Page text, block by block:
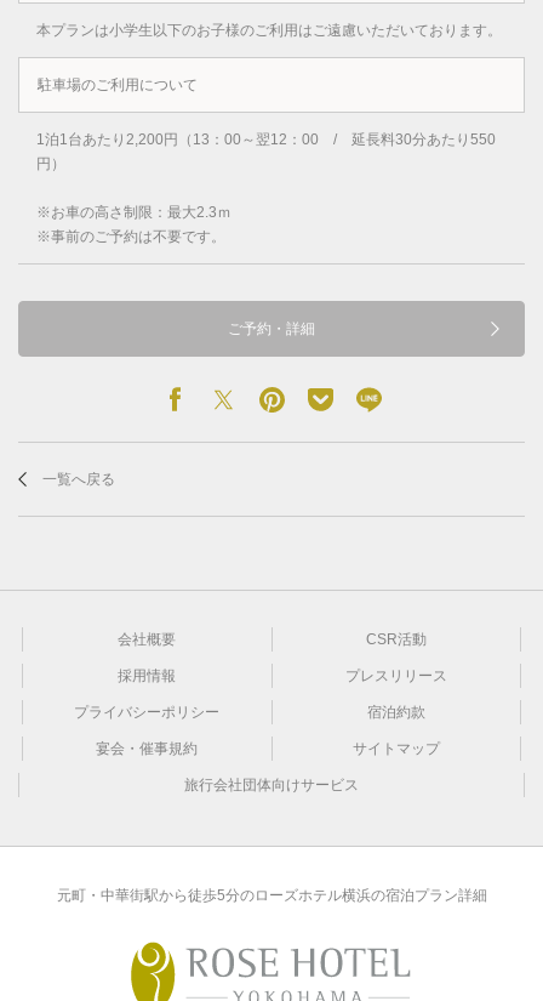
本プランは小学生以下のお子様のご利用はご遠慮いただいております。
駐車場のご利用について
1泊1台あたり2,200円（13：00～翌12：00 / 延長料30分あたり550
円）
※お車の高さ制限：最大2.3ｍ
※事前のご予約は不要です。
ご予約・詳細
一覧へ戻る
会社概要 CSR活動
採用情報 プレスリリース
プライバシーポリシー 宿泊約款
宴会・催事規約 サイトマップ
旅行会社団体向けサービス
元町・中華街駅から徒歩5分のローズホテル横浜の宿泊プラン詳細